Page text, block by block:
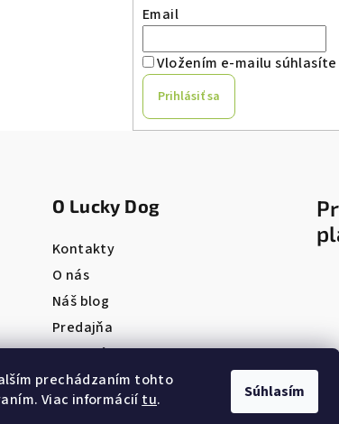
prechádzaním tohto
Viac informáciítu. Súhlasím
Email
Vložením e-mailu súhlasíte
Prihlásiť sa
O Lucky Dog
Kontakty
O nás
Náš blog
Predajňa
Pet salón
ONLINE REZERVÁCIA